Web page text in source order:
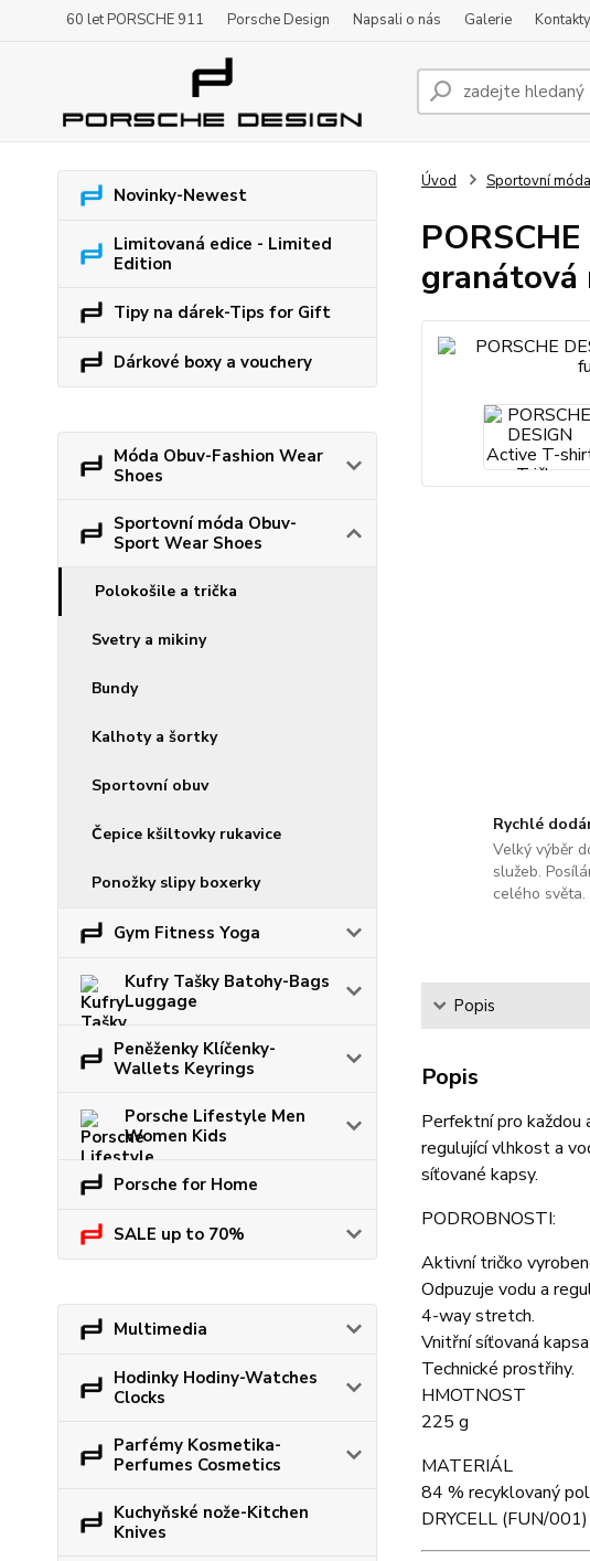
60 let PORSCHE 911 Porsche Design Napsali o nás Galerie Kontakty
Novinky-Newest
Limitovaná edice - Limited
Edition
Tipy na dárek-Tips for Gift
Dárkové boxy a vouchery
Móda Obuv-Fashion Wear
Shoes
Sportovní móda Obuv-
Sport Wear Shoes
Polokošile a trička
Svetry a mikiny
Bundy
Kalhoty a šortky
Sportovní obuv
Čepice kšiltovky rukavice
Ponožky slipy boxerky
Gym Fitness Yoga
Kufry Tašky Batohy-Bags
Luggage
Peněženky Klíčenky-
Wallets Keyrings
Porsche Lifestyle Men
Women Kids
Porsche for Home
SALE up to 70%
Multimedia
Hodinky Hodiny-Watches
Clocks
Parfémy Kosmetika-
Perfumes Cosmetics
Kuchyňské nože-Kitchen
Knives
Úvod Sportovní
granátová
Rychlé
Velký výběr
služeb.
celého světa.
Popis
Popis
Perfektní pro každou
regulující vlhkost a
síťované kapsy.
PODROBNOSTI:
Aktivní tričko
Odpuzuje vodu a
4-way stretch.
Vnitřní síťovaná
Technické prostřihy.
HMOTNOST
225 g
MATERIÁL
84 % recyklovaný
DRYCELL (FUN/001)